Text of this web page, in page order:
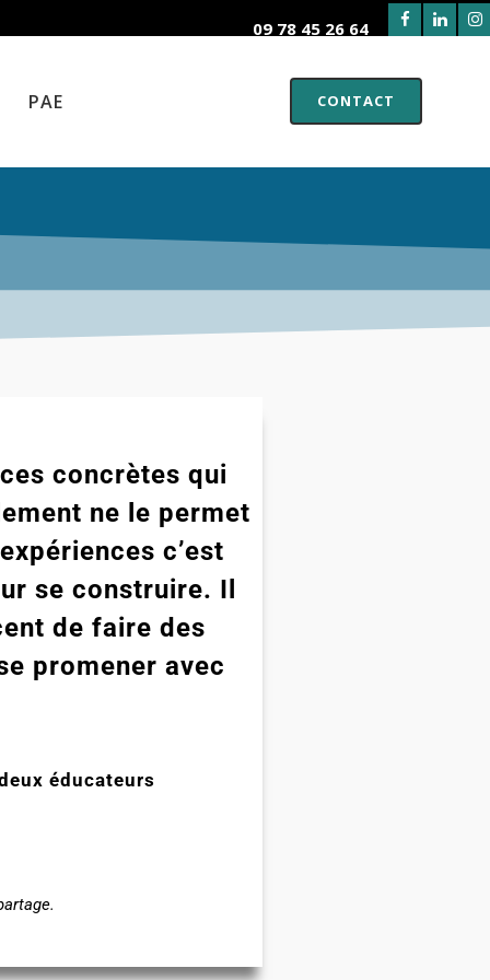
09 78 45 26 64
CONTACT
PAE
concrètes qui
ne le permet
c’est
se construire. Il
de faire des
promener avec
éducateurs